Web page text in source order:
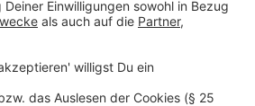
© dpa-infocom, dpa:260118-930-561776/3